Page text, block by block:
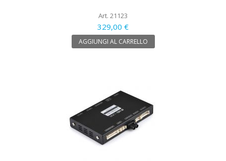
Art. 21123
329,00 €
AGGIUNGI AL CARRELLO